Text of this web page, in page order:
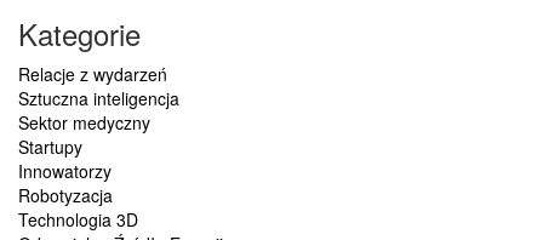
Kategorie
Relacje z wydarzeń
Sztuczna inteligencja
Sektor medyczny
Startupy
Innowatorzy
Robotyzacja
Technologia 3D